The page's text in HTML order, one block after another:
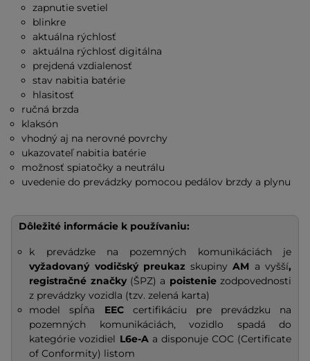
zapnutie svetiel
blinkre
aktuálna rýchlosť
aktuálna rýchlosť digitálna
prejdená vzdialenosť
stav nabitia batérie
hlasitosť
ručná brzda
klaksón
vhodný aj na nerovné povrchy
ukazovateľ nabitia batérie
možnosť spiatočky a neutrálu
uvedenie do prevádzky pomocou pedálov brzdy a plynu
Dôležité informácie k používaniu:
k prevádzke na pozemných komunikáciách je
vyžadovaný vodičský preukazskupinyAM a vyšší,
registračné značky (ŠPZ) a poisteniezodpovednosti
z prevádzky vozidla (tzv. zelená karta)
model spĺňa EEC certifikáciu pre prevádzku na
pozemných komunikáciách, vozidlo spadá do
kategórie vozidiel L6e-Aa disponuje COC (Certificate
of Conformity) listom